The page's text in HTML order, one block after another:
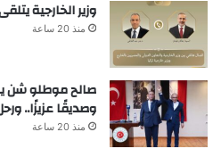
وزير الخارجية
منذ 20 ساعة
صالح موطلو شن
وصديقًا عزيزًا..
منذ 20 ساعة